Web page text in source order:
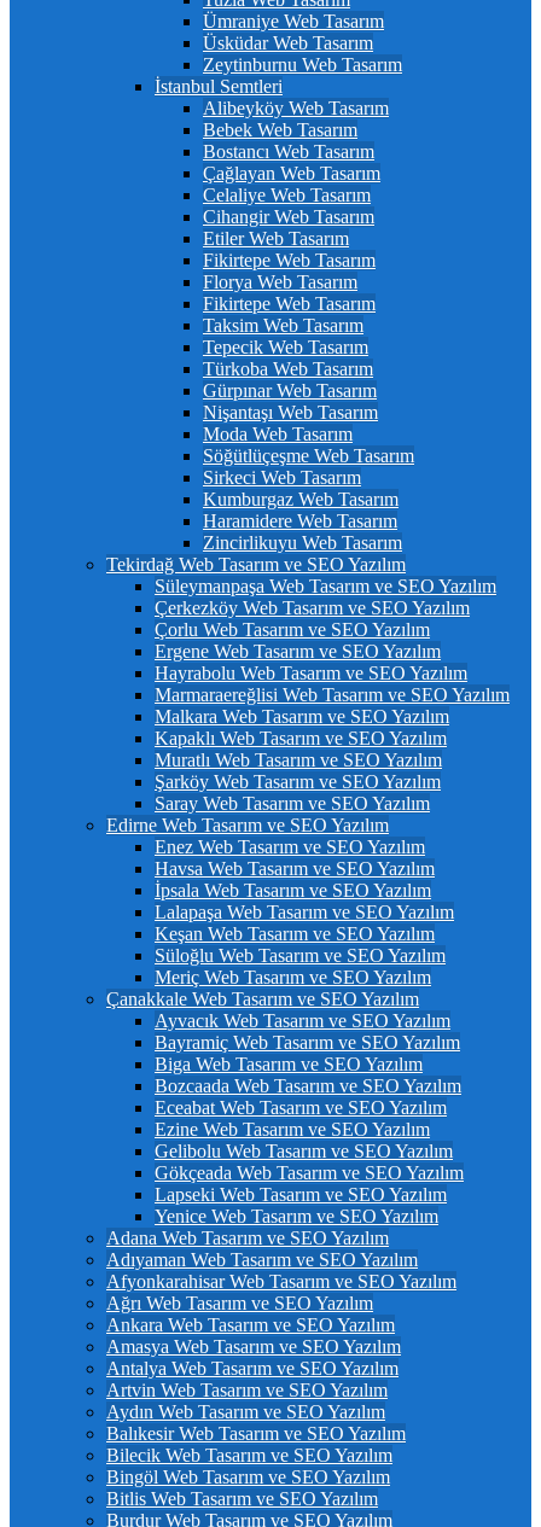
Ümraniye Web Tasarım
Üsküdar Web Tasarım
Zeytinburnu Web Tasarım
İstanbul Semtleri
Alibeyköy Web Tasarım
Bebek Web Tasarım
Bostancı Web Tasarım
Çağlayan Web Tasarım
Celaliye Web Tasarım
Cihangir Web Tasarım
Etiler Web Tasarım
Fikirtepe Web Tasarım
Florya Web Tasarım
Fikirtepe Web Tasarım
Taksim Web Tasarım
Tepecik Web Tasarım
Türkoba Web Tasarım
Gürpınar Web Tasarım
Nişantaşı Web Tasarım
Moda Web Tasarım
Söğütlüçeşme Web Tasarım
Sirkeci Web Tasarım
Kumburgaz Web Tasarım
Haramidere Web Tasarım
Zincirlikuyu Web Tasarım
Tekirdağ Web Tasarım ve SEO Yazılım
Süleymanpaşa Web Tasarım ve SEO Yazılım
Çerkezköy Web Tasarım ve SEO Yazılım
Çorlu Web Tasarım ve SEO Yazılım
Ergene Web Tasarım ve SEO Yazılım
Hayrabolu Web Tasarım ve SEO Yazılım
Marmaraereğlisi Web Tasarım ve SEO Yazılım
Malkara Web Tasarım ve SEO Yazılım
Kapaklı Web Tasarım ve SEO Yazılım
Muratlı Web Tasarım ve SEO Yazılım
Şarköy Web Tasarım ve SEO Yazılım
Saray Web Tasarım ve SEO Yazılım
Edirne Web Tasarım ve SEO Yazılım
Enez Web Tasarım ve SEO Yazılım
Havsa Web Tasarım ve SEO Yazılım
İpsala Web Tasarım ve SEO Yazılım
Lalapaşa Web Tasarım ve SEO Yazılım
Keşan Web Tasarım ve SEO Yazılım
Süloğlu Web Tasarım ve SEO Yazılım
Meriç Web Tasarım ve SEO Yazılım
Çanakkale Web Tasarım ve SEO Yazılım
Ayvacık Web Tasarım ve SEO Yazılım
Bayramiç Web Tasarım ve SEO Yazılım
Biga Web Tasarım ve SEO Yazılım
Bozcaada Web Tasarım ve SEO Yazılım
Eceabat Web Tasarım ve SEO Yazılım
Ezine Web Tasarım ve SEO Yazılım
Gelibolu Web Tasarım ve SEO Yazılım
Gökçeada Web Tasarım ve SEO Yazılım
Lapseki Web Tasarım ve SEO Yazılım
Yenice Web Tasarım ve SEO Yazılım
Adana Web Tasarım ve SEO Yazılım
Adıyaman Web Tasarım ve SEO Yazılım
Afyonkarahisar Web Tasarım ve SEO Yazılım
Ağrı Web Tasarım ve SEO Yazılım
Ankara Web Tasarım ve SEO Yazılım
Amasya Web Tasarım ve SEO Yazılım
Antalya Web Tasarım ve SEO Yazılım
Artvin Web Tasarım ve SEO Yazılım
Aydın Web Tasarım ve SEO Yazılım
Balıkesir Web Tasarım ve SEO Yazılım
Bilecik Web Tasarım ve SEO Yazılım
Bingöl Web Tasarım ve SEO Yazılım
Bitlis Web Tasarım ve SEO Yazılım
Burdur Web Tasarım ve SEO Yazılım